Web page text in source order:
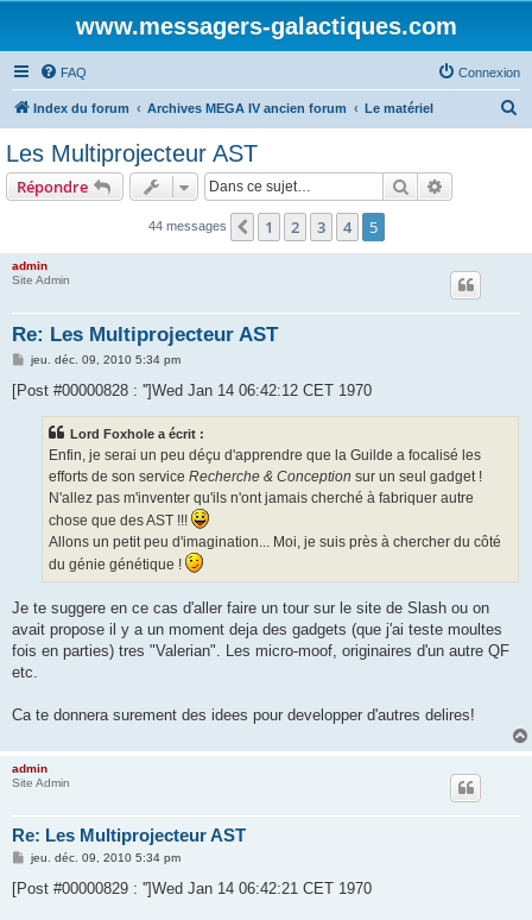
www.messagers-galactiques.com
FAQ Connexion
Index du forum Archives MEGA IV ancien forum Le matériel
Les Multiprojecteur AST
Répondre Rechercher
44 messages Précédente
1 2 3 4 5
admin
Site Admin
Re: Les Multiprojecteur AST
M
s
jeu. déc. 09, 2010 5:34 pm
[Post #00000828 : '']Wed Jan 14 06:42:12 CET 1970
Lord Foxhole a écrit :
Enfin, je serai un peu déçu d'apprendre que la Guilde a focalisé les
efforts de son service Recherche & Conception sur un seul gadget !
N'allez pas m'inventer qu'ils n'ont jamais cherché à fabriquer autre
chose que des AST !!!
Allons un petit peu d'imagination... Moi, je suis près à chercher du côté
du génie génétique !
Je te suggere en ce cas d'aller faire un tour sur le site de Slash ou on
avait propose il y a un moment deja des gadgets (que j'ai teste moultes
fois en parties) tres "Valerian". Les micro-moof, originaires d'un autre QF
etc.
Ca te donnera surement des idees pour developper d'autres delires!
admin
Site Admin
Re: Les Multiprojecteur AST
M
s
jeu. déc. 09, 2010 5:34 pm
[Post #00000829 : '']Wed Jan 14 06:42:21 CET 1970